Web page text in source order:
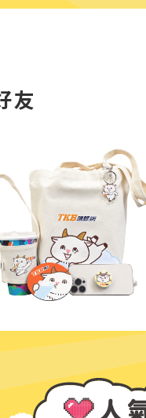
友